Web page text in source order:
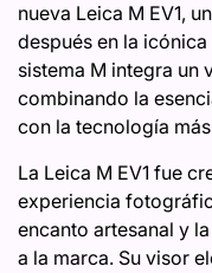
nueva Leica M EV1,
después en la
sistema M integra un
combinando la
con la tecnología
La Leica M EV1 fue
experiencia
encanto artesanal y
a la marca. Su visor